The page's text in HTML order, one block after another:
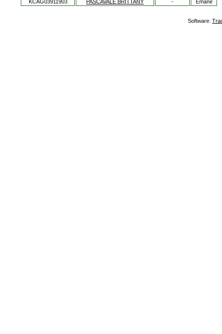
KCAG03911903 PASCAVALE BRITTANY - Emane
Software: